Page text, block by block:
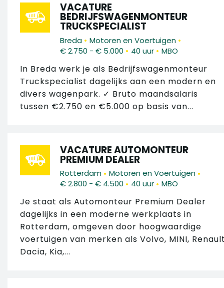
VACATURE
BEDRIJFSWAGENMONTEUR
TRUCKSPECIALIST
Breda • Motoren en Voertuigen •
€ 2.750 - € 5.000 • 40 uur • MBO
In Breda werk je als Bedrijfswagenmonteur
Truckspecialist dagelijks aan een modern en
divers wagenpark. ✓ Bruto maandsalaris
tussen €2.750 en €5.000 op basis van...
VACATURE AUTOMONTEUR
PREMIUM DEALER
Rotterdam • Motoren en Voertuigen •
€ 2.800 - € 4.500 • 40 uur • MBO
Je staat als Automonteur Premium Dealer
dagelijks in een moderne werkplaats in
Rotterdam, omgeven door hoogwaardige
voertuigen van merken als Volvo, MINI,
Dacia, Kia,...